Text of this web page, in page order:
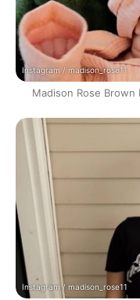
Instagram / madison_rose11
Madison Rose
Instagram / madison_rose11